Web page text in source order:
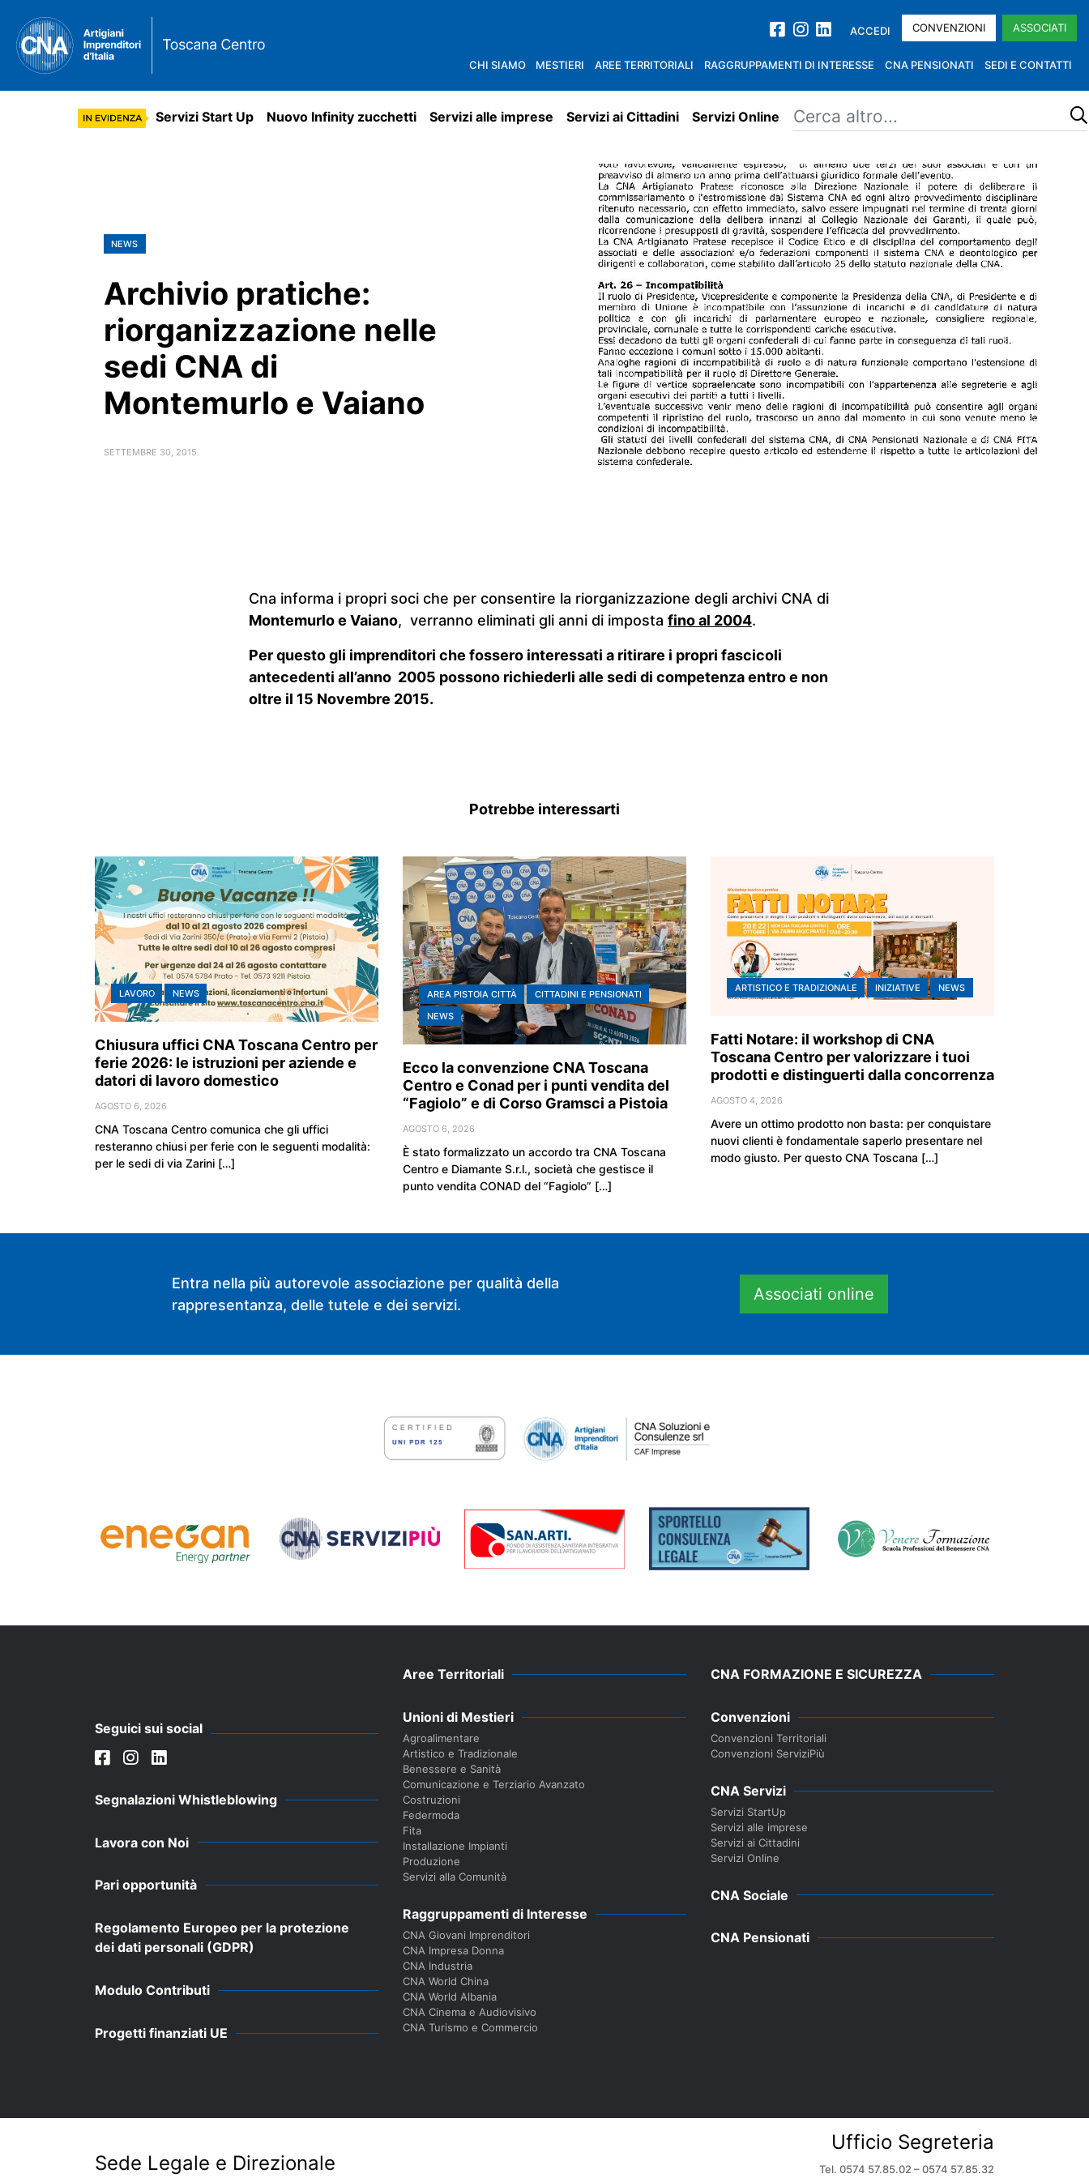
ACCEDI CONVENZIONI ASSOCIATI
CHI SIAMO MESTIERI AREE TERRITORIALI RAGGRUPPAMENTI DI INTERESSE CNA PENSIONATI SEDI E CONTATTI
Servizi Start Up Nuovo Infinity zucchetti Servizi alle imprese Servizi ai Cittadini Servizi Online
NEWS
Archivio pratiche:
riorganizzazione nelle
sedi CNA di
Montemurlo e Vaiano
SETTEMBRE 30, 2015
Cna informa i propri soci che per consentire la riorganizzazione degli archivi CNA di
Montemurlo e Vaiano, verranno eliminati gli anni di imposta fino al 2004.
Per questo gli imprenditori che fossero interessati a ritirare i propri fascicoli
antecedenti all’anno 2005 possono richiederli alle sedi di competenza entro e non
oltre il 15 Novembre 2015.
Potrebbe interessarti
LAVORO NEWS
Chiusura uffici CNA Toscana Centro per
ferie 2026: le istruzioni per aziende e
datori di lavoro domestico
AGOSTO 6, 2026
CNA Toscana Centro comunica che gli uffici
resteranno chiusi per ferie con le seguenti modalità:
per le sedi di via Zarini […]
AREA PISTOIA CITTÀ
CITTADINI E PENSIONATI
NEWS
Ecco la convenzione CNA Toscana
Centro e Conad per i punti vendita del
“Fagiolo” e di Corso Gramsci a Pistoia
AGOSTO 6, 2026
È stato formalizzato un accordo tra CNA Toscana
Centro e Diamante S.r.l., società che gestisce il
punto vendita CONAD del “Fagiolo” […]
ARTISTICO E TRADIZIONALE INIZIATIVE NEWS
Fatti Notare: il workshop di CNA
Toscana Centro per valorizzare i tuoi
prodotti e distinguerti dalla concorrenza
AGOSTO 4, 2026
Avere un ottimo prodotto non basta: per conquistare
nuovi clienti è fondamentale saperlo presentare nel
modo giusto. Per questo CNA Toscana […]
Entra nella più autorevole associazione per qualità della
rappresentanza, delle tutele e dei servizi.
Associati online
Seguici sui social
Segnalazioni Whistleblowing
Lavora con Noi
Pari opportunità
Regolamento Europeo per la protezione
dei dati personali (GDPR)
Modulo Contributi
Progetti finanziati UE
Aree Territoriali
Unioni di Mestieri
Agroalimentare
Artistico e Tradizionale
Benessere e Sanità
Comunicazione e Terziario Avanzato
Costruzioni
Federmoda
Fita
Installazione Impianti
Produzione
Servizi alla Comunità
Raggruppamenti di Interesse
CNA Giovani Imprenditori
CNA Impresa Donna
CNA Industria
CNA World China
CNA World Albania
CNA Cinema e Audiovisivo
CNA Turismo e Commercio
CNA FORMAZIONE E SICUREZZA
Convenzioni
Convenzioni Territoriali
Convenzioni ServiziPiù
CNA Servizi
Servizi StartUp
Servizi alle imprese
Servizi ai Cittadini
Servizi Online
CNA Sociale
CNA Pensionati
Sede Legale e Direzionale
Ufficio Segreteria
Tel. 0574 57.85.02 – 0574 57.85.32